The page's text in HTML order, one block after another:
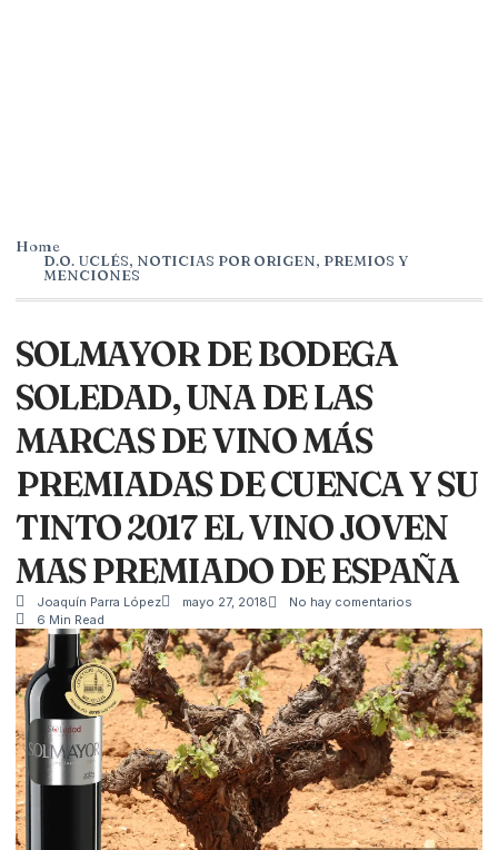
Home
D.O. UCLÉS, NOTICIAS POR ORIGEN, PREMIOS Y
MENCIONES
SOLMAYOR DE BODEGA
SOLEDAD, UNA DE LAS
MARCAS DE VINO MÁS
PREMIADAS DE CUENCA Y SU
TINTO 2017 EL VINO JOVEN
MAS PREMIADO DE ESPAÑA
Joaquín Parra López mayo 27, 2018
No hay comentarios
6 Min Read